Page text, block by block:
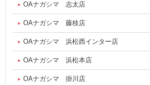
OAナガシマ 志太店
OAナガシマ 藤枝店
OAナガシマ 浜松西インター店
OAナガシマ 浜松本店
OAナガシマ 掛川店